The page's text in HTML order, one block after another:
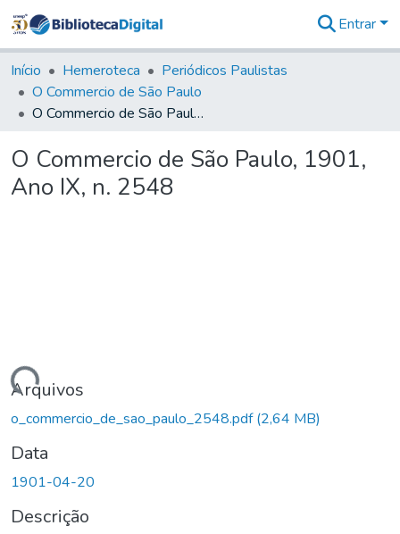
&
Coleções
Tudo na
Biblioteca
Estatísticas
Entrar
Início Hemeroteca
Periódicos Paulistas
O Commercio de São Paulo
O Commercio de São Paulo, 1901, Ano IX, n. 2548
O Commercio de São Paulo, 1901,
Ano IX, n. 2548
Arquivos
o_commercio_de_sao_paulo_2548.pdf(2,64 MB)
Data
1901-04-20
Descrição